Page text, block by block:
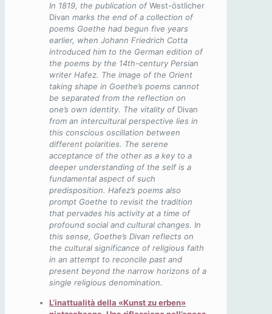
In 1819, the publication ofWest-östlicher
Divan marks the end of a collection of
poems Goethe had begun five years
earlier, when Johann Friedrich Cotta
introduced him to the German edition of
the poems by the 14th-century Persian
writer Hafez. The image of the Orient
taking shape in Goethe’s poems cannot
be separated from the reflection on
one’s own identity. The vitality ofDivan
from an intercultural perspective lies in
this conscious oscillation between
different polarities. The serene
acceptance of the other as a key to a
deeper understanding of the self is a
fundamental aspect of such
predisposition. Hafez’s poems also
prompt Goethe to revisit the tradition
that pervades his activity at a time of
profound social and cultural changes. In
this sense, Goethe’s Divan reflects on
the cultural significance of religious faith
in an attempt to reconcile past and
present beyond the narrow horizons of a
single religious denomination.
L’inattualità della «Kunst zu erben»